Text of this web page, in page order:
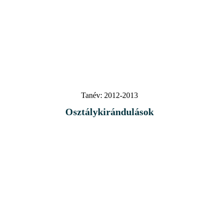
Tanév: 2012-2013
Osztálykirándulások